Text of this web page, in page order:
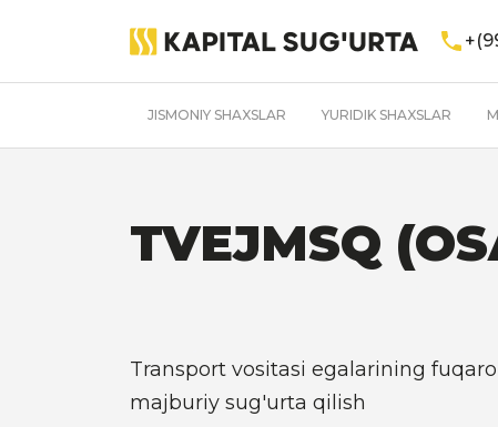
JISMONIY SHAXSLAR YURIDIK SHAXSLAR
TVEJMSQ
Transport vositasi egalarining
majburiy sug'urta qilish